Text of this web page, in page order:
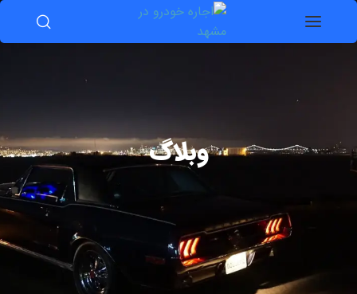
وبلاگ